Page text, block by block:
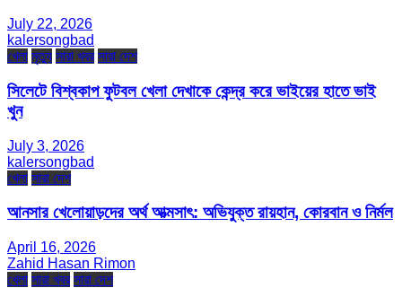
July 22, 2026
kalersongbad
খেলা মৃত্যু সারা খবর সারা দেশ
সিলেটে বিশ্বকাপ ফুটবল খেলা দেখাকে কেন্দ্র করে ভাইয়ের হাতে ভাই
খুন
July 3, 2026
kalersongbad
খেলা সারা দেশ
আনসার খেলোয়াড়দের অর্থ আত্মসাৎ: অভিযুক্ত রায়হান, কোরবান ও নির্মল
April 16, 2026
Zahid Hasan Rimon
খেলা সারা খবর সারা দেশ